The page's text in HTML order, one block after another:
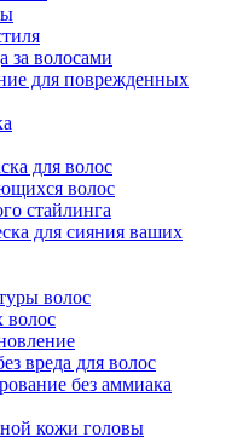
за волосами
для поврежденных
для волос
волос
стайлинга
для сияния ваших
волос
волос
вреда для волос
без аммиака
кожи головы